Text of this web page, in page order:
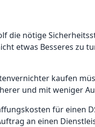
die nötige
etwas Besseres zu
kaufen
und mit weniger
für einen
an einen